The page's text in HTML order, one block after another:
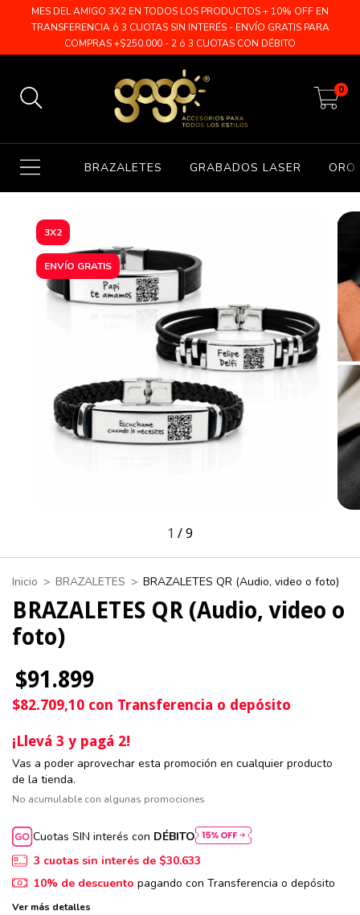
MES DEL AMIGO 3X2 EN TODOS LOS PRODUCTOS + 10% OFF EN
TRANSFERENCIA ó 3 CUOTAS SIN INTERÉS - ENVÍO GRATIS PARA
COMPRAS +$250.000 - 2 ó 3 CUOTAS CON DÉBITO
0
BRAZALETES GRABADOS LASER ORO
3X2
ENVÍO GRATIS
1 / 9
Inicio > BRAZALETES > BRAZALETES QR (Audio, video o foto)
BRAZALETES QR (Audio, video o
foto)
$91.899
$82.709,10 con Transferencia o depósito
¡Llevá 3 y pagá 2!
Vas a poder aprovechar esta promoción en cualquier producto
de la tienda.
No acumulable con algunas promociones
Cuotas SIN interés con DÉBITO
3 cuotas sin interés de $30.633
10% de descuento pagando con Transferencia o depósito
Ver más detalles